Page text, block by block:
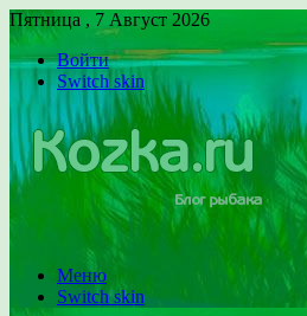
Пятница , 7 Август 2026
Войти
Switch skin
Меню
Switch skin